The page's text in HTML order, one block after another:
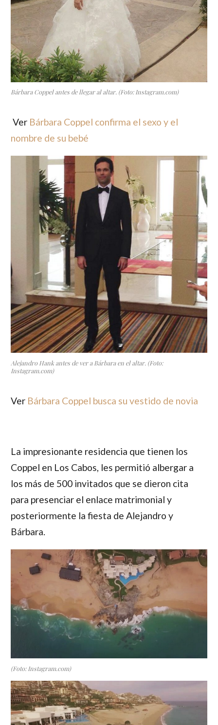
Bárbara Coppel antes de llegar al altar. (Foto: Instagram.com)
Ver Bárbara Coppel confirma el sexo y el
nombre de su bebé
Alejandro Hank antes de ver a Bárbara en el altar. (Foto:
Instagram.com)
Ver Bárbara Coppel busca su vestido de novia
La impresionante residencia que tienen los
Coppel en Los Cabos, les permitió albergar a
los más de 500 invitados que se dieron cita
para presenciar el enlace matrimonial y
posteriormente la fiesta deAlejandro y
Bárbara.
(Foto: Instagram.com)